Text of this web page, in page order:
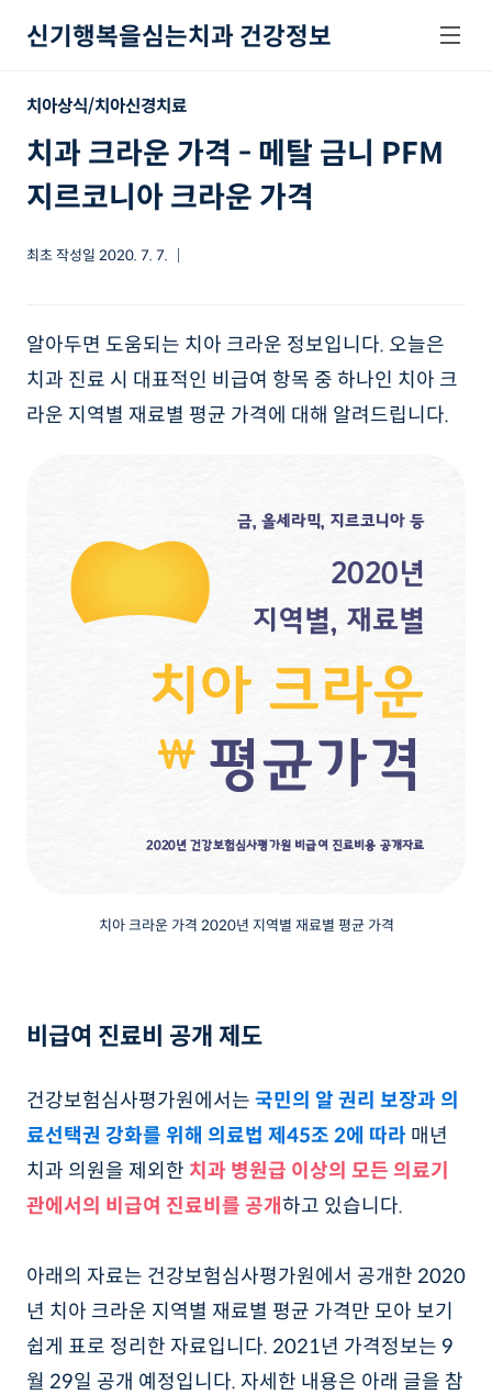
본문 바로가기
신기행복을심는치과 건강정보
치아상식/치아신경치료
치과 크라운 가격 - 메탈 금니 PFM
지르코니아 크라운 가격
최초 작성일 2020. 7. 7.
알아두면 도움되는 치아 크라운 정보입니다. 오늘은
치과 진료 시 대표적인 비급여 항목 중 하나인 치아 크
라운 지역별 재료별 평균 가격에 대해 알려드립니다.
치아 크라운 가격 2020년 지역별 재료별 평균 가격
비급여 진료비 공개 제도
건강보험심사평가원에서는 국민의 알 권리 보장과 의
료선택권 강화를 위해 의료법 제45조 2에 따라 매년
치과 의원을 제외한 치과 병원급 이상의 모든 의료기
관에서의 비급여 진료비를 공개하고 있습니다.
아래의 자료는 건강보험심사평가원에서 공개한 2020
년 치아 크라운 지역별 재료별 평균 가격만 모아 보기
쉽게 표로 정리한 자료입니다. 2021년 가격정보는 9
월 29일 공개 예정입니다. 자세한 내용은 아래 글을 참